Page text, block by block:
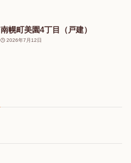
南幌町美園4丁目（戸建）
2026年7月12日